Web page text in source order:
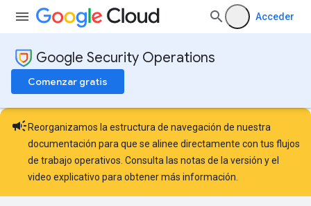
Acceder
Google Security Operations
Comenzar gratis
campaign Reorganizamos la estructura de navegación de nuestra
documentación para que se alinee directamente con tus flujos
de trabajo operativos. Consulta las notas de la versión y el
video explicativo para obtener más información.